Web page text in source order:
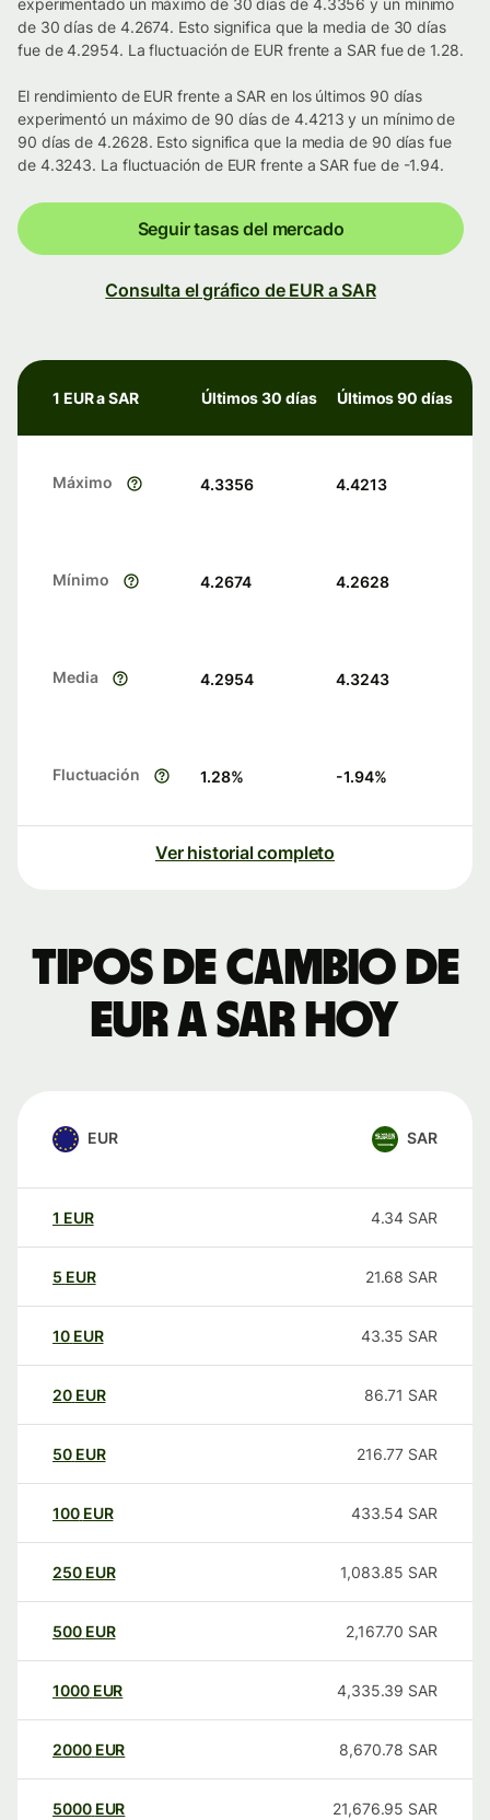
experimentado un máximo de 30 días de 4.3356 y un mínimo
de 30 días de 4.2674. Esto significa que la media de 30 días
fue de 4.2954. La fluctuación de EUR frente a SAR fue de 1.28.
El rendimiento de EUR frente a SAR en los últimos 90 días
experimentó un máximo de 90 días de 4.4213 y un mínimo de
90 días de 4.2628. Esto significa que la media de 90 días fue
de 4.3243. La fluctuación de EUR frente a SAR fue de -1.94.
Seguir tasas del mercado
Consulta el gráfico de EUR a SAR
1 EUR a SAR Últimos 30 días Últimos 90 días
Máximo 4.3356 4.4213
Mínimo 4.2674 4.2628
Media 4.2954 4.3243
Fluctuación 1.28% -1.94%
Ver historial completo
Tipos de cambio de
EUR a SAR hoy
EUR SAR
1 EUR 4.34 SAR
5 EUR 21.68 SAR
10 EUR 43.35 SAR
20 EUR 86.71 SAR
50 EUR 216.77 SAR
100 EUR 433.54 SAR
250 EUR 1,083.85 SAR
500 EUR 2,167.70 SAR
1000 EUR 4,335.39 SAR
2000 EUR 8,670.78 SAR
5000 EUR 21,676.95 SAR